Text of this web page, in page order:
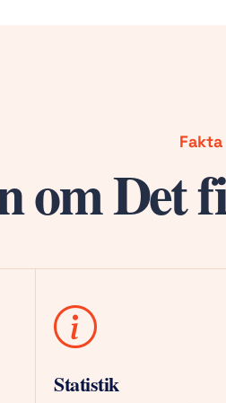
Fakta
om Det
Statistik